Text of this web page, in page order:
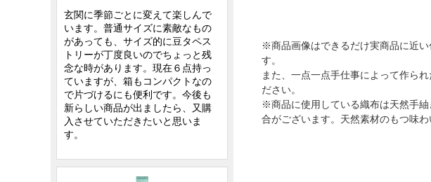
※商品画像はできるだけ実商品に近
す。
また、一点一点手仕事によって作ら
ださい。
※商品に使用している織布は天然手
合がございます。天然素材のもつ味